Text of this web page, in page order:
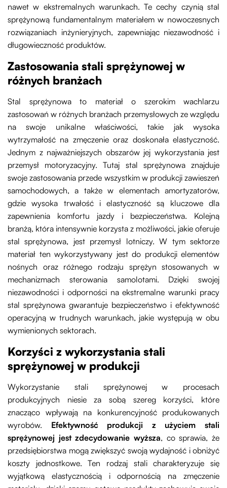
nawet w ekstremalnych warunkach. Te cechy czynią stal
sprężynową fundamentalnym materiałem w nowoczesnych
rozwiązaniach inżynieryjnych, zapewniając niezawodność i
długowieczność produktów.
Zastosowania stali sprężynowej w
różnych branżach
Stal sprężynowa to materiał o szerokim wachlarzu
zastosowań w różnych branżach przemysłowych ze względu
na swoje unikalne właściwości, takie jak wysoka
wytrzymałość na zmęczenie oraz doskonała elastyczność.
Jednym z najważniejszych obszarów jej wykorzystania jest
przemysł motoryzacyjny. Tutaj stal sprężynowa znajduje
swoje zastosowania przede wszystkim w produkcji zawieszeń
samochodowych, a także w elementach amortyzatorów,
gdzie wysoka trwałość i elastyczność są kluczowe dla
zapewnienia komfortu jazdy i bezpieczeństwa. Kolejną
branżą, która intensywnie korzysta z możliwości, jakie oferuje
stal sprężynowa, jest przemysł lotniczy. W tym sektorze
materiał ten wykorzystywany jest do produkcji elementów
nośnych oraz różnego rodzaju sprężyn stosowanych w
mechanizmach sterowania samolotami. Dzięki swojej
niezawodności i odporności na ekstremalne warunki pracy
stal sprężynowa gwarantuje bezpieczeństwo i efektywność
operacyjną w trudnych warunkach, jakie występują w obu
wymienionych sektorach.
Korzyści z wykorzystania stali
sprężynowej w produkcji
Wykorzystanie stali sprężynowej w procesach
produkcyjnych niesie za sobą szereg korzyści, które
znacząco wpływają na konkurencyjność produkowanych
wyrobów. Efektywność produkcji z użyciem stali
sprężynowej jest zdecydowanie wyższa, co sprawia, że
przedsiębiorstwa mogą zwiększyć swoją wydajność i obniżyć
koszty jednostkowe. Ten rodzaj stali charakteryzuje się
wyjątkową elastycznością i odpornością na zmęczenie